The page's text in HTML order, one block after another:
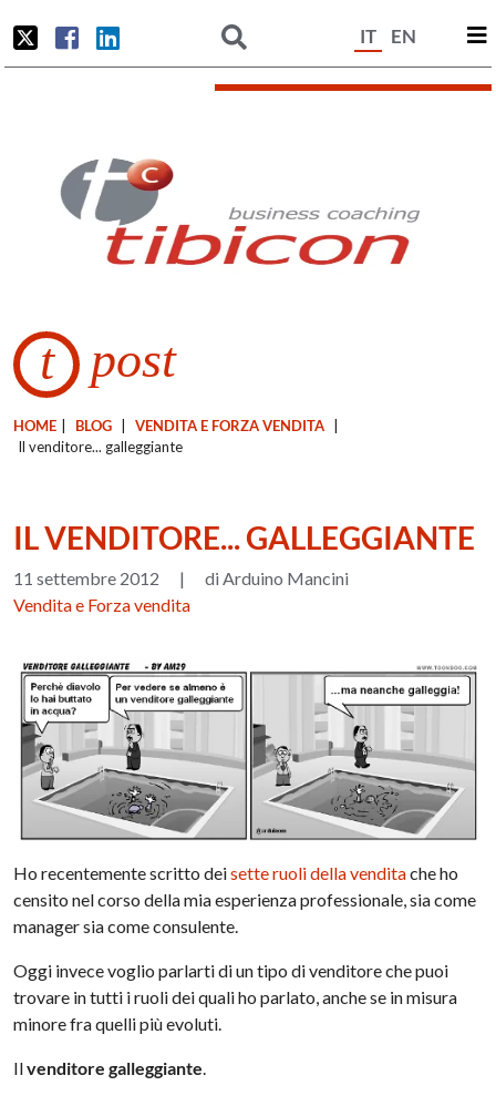
IT EN
t post
HOME BLOG VENDITA E FORZA VENDITA
Il venditore... galleggiante
IL VENDITORE... GALLEGGIANTE
11 settembre 2012 |
di Arduino Mancini
Vendita e Forza vendita
Ho recentemente scritto deisette ruoli della venditache ho
censito nel corso della mia esperienza professionale, sia come
manager sia come consulente.
Oggi invece voglio parlarti di un tipo di venditore che puoi
trovare in tutti i ruoli dei quali ho parlato, anche se in misura
minore fra quelli più evoluti.
Ilvenditore galleggiante